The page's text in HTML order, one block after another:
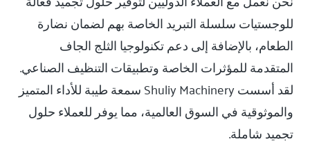
للوجستيات سلسلة التبريد الخاصة بهم لضمان نضارة
الطعام، بالإضافة إلى دعم تكنولوجيا الثلج الجاف
المتقدمة للمؤثرات الخاصة وتطبيقات التنظيف الصناعي.
لقد أسست Shuliy Machinery سمعة طيبة للأداء المتميز
والموثوقية في السوق العالمية، مما يوفر للعملاء حلول
تجميد شاملة.